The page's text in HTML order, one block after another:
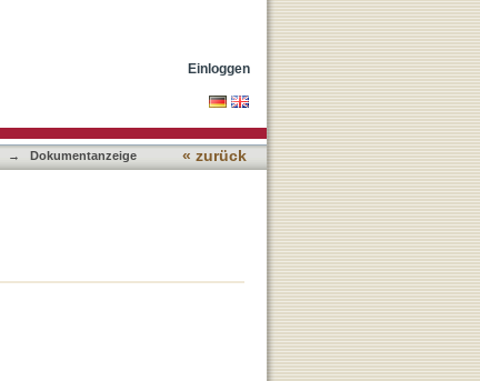
Einloggen
→ Dokumentanzeige « zurück